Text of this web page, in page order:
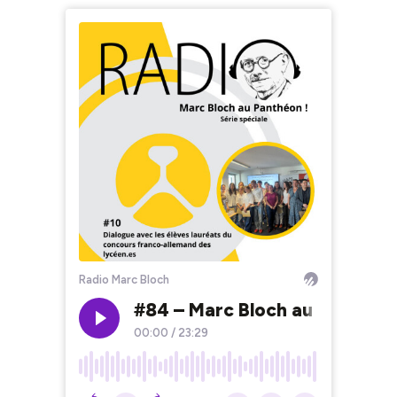
Radio Marc Bloch
#84 – Marc Bloch au
00:00 / 23:29